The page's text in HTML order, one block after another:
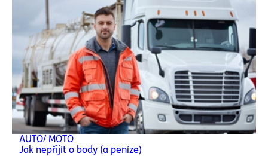
AUTO/ MOTO
Jak nepřijít o body (a peníze)